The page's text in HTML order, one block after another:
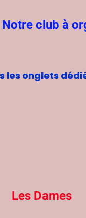
Notre club à
les onglets
Les Dames